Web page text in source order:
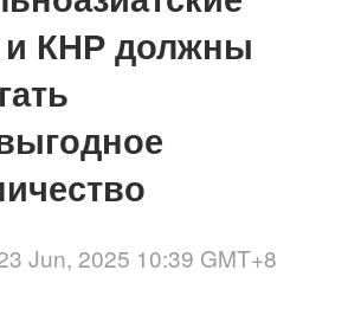
и КНР должны
Jun, 2025 10:39 GMT+8